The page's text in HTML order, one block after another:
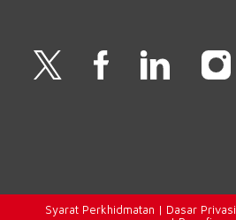
Syarat Perkhidmatan | Dasar Privasi